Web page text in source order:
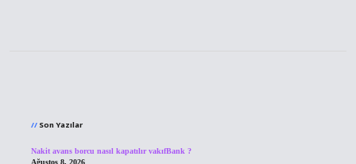
Son Yazılar
Nakit avans borcu nasıl kapatılır vakıfBank ?
Ağustos 8, 2026